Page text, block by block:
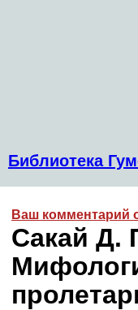
Библиотека
Ваш комментарий
Сакай Д.